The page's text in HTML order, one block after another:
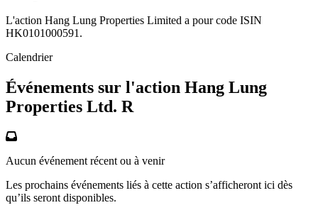
L'action Hang Lung Properties Limited a pour code ISIN
HK0101000591.
Calendrier
Événements sur l'action Hang Lung
Properties Ltd. R
Aucun événement récent ou à venir
Les prochains événements liés à cette action s’afficheront ici dès
qu’ils seront disponibles.